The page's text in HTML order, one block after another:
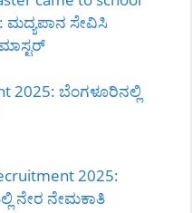
ಮದ್ಯಪಾನ ಸೇವಿಸಿ
2025: ಬೆಂಗಳೂರಿನಲ್ಲಿ
2025:
ನೇರ ನೇಮಕಾತಿ